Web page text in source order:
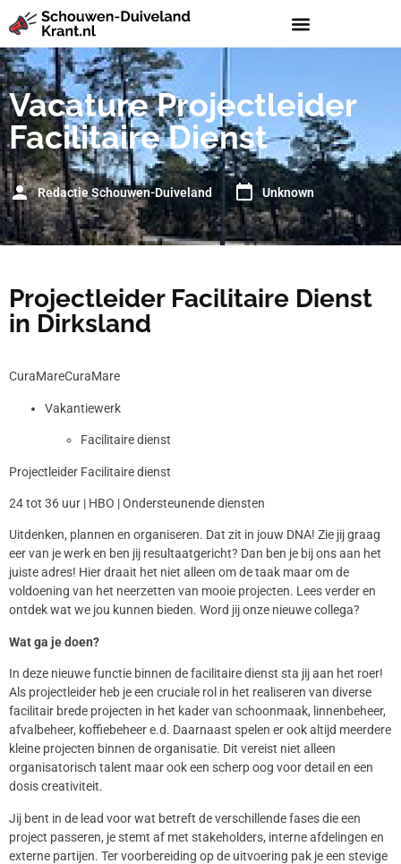
Vacature Projectleider
Facilitaire Dienst
Redactie Schouwen-Duiveland Unknown
Projectleider Facilitaire Dienst
in Dirksland
CuraMareCuraMare
Vakantiewerk
Facilitaire dienst
Projectleider Facilitaire dienst
24 tot 36 uur | HBO | Ondersteunende diensten
Uitdenken, plannen en organiseren. Dat zit in jouw DNA! Zie jij graag
eer van je werk en ben jij resultaatgericht? Dan ben je bij ons aan het
juiste adres! Hier draait het niet alleen om de taak maar om de
voldoening van het neerzetten van mooie projecten. Lees verder en
ontdek wat we jou kunnen bieden. Word jij onze nieuwe collega?
Wat ga je doen?
In deze nieuwe functie binnen de facilitaire dienst sta jij aan het roer!
Als projectleider heb je een cruciale rol in het realiseren van diverse
facilitair brede projecten in het kader van schoonmaak, linnenbeheer,
afvalbeheer, koffiebeheer e.d. Daarnaast spelen er ook altijd meerdere
kleine projecten binnen de organisatie. Dit vereist niet alleen
organisatorisch talent maar ook een scherp oog voor detail en een
dosis creativiteit.
Jij bent in de lead voor wat betreft de verschillende fases die een
project passeren, je stemt af met stakeholders, interne afdelingen en
externe partijen. Ter voorbereiding op de uitvoering pak je een stevige